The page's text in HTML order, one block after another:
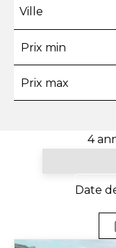
Ville
4
Date